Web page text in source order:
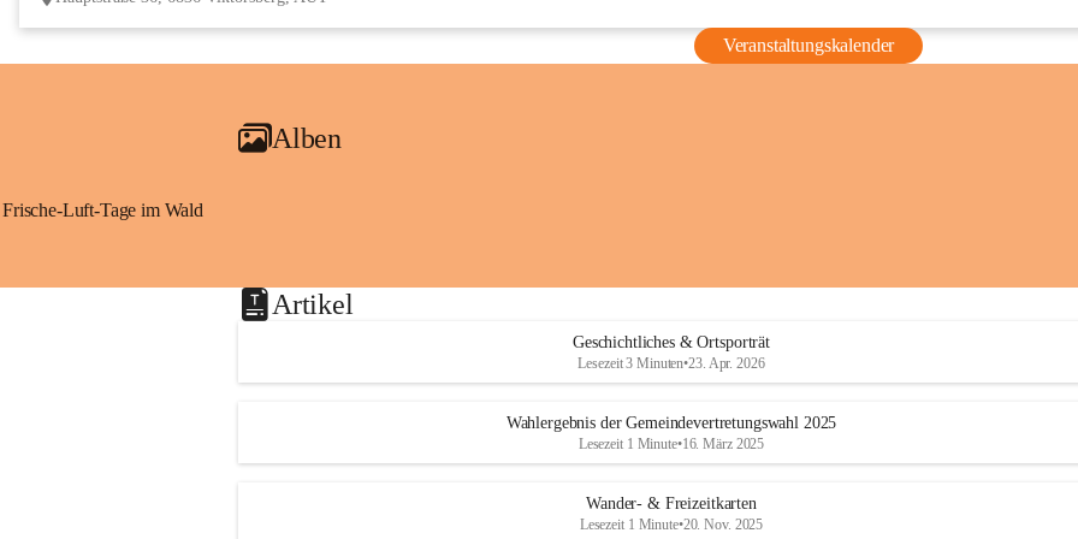
Veranstaltungskalender
Alben
Frische-Luft-Tage im Wald
Artikel
Geschichtliches & Ortsporträt
Lesezeit 3 Minuten•23. Apr. 2026
Wahlergebnis der Gemeindevertretungswahl 2025
Lesezeit 1 Minute•16. März 2025
Wander- & Freizeitkarten
Lesezeit 1 Minute•20. Nov. 2025